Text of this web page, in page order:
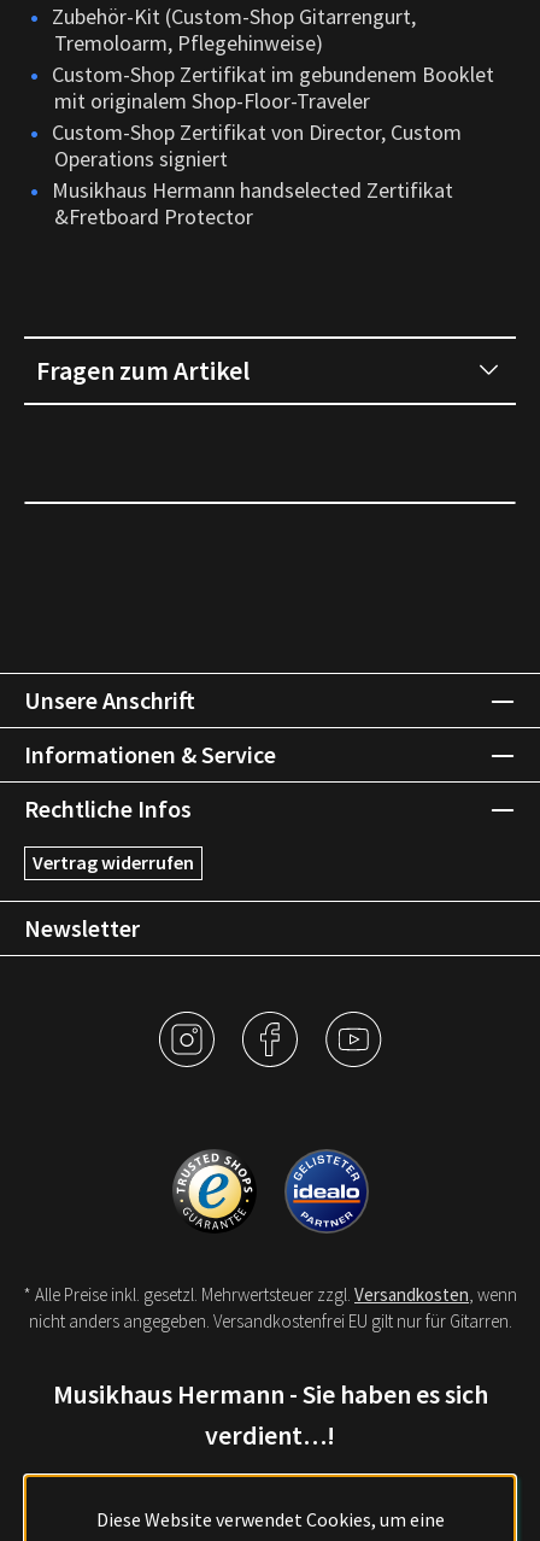
Zubehör-Kit (Custom-Shop Gitarrengurt,
Tremoloarm, Pflegehinweise)
Custom-Shop Zertifikat im gebundenem Booklet
mit originalem Shop-Floor-Traveler
Custom-Shop Zertifikat von Director, Custom
Operations signiert
Musikhaus Hermann handselected Zertifikat
&Fretboard Protector
Fragen zum Artikel
Unsere Anschrift
Informationen & Service
Rechtliche Infos
Vertrag widerrufen
Newsletter
* Alle Preise inkl. gesetzl. Mehrwertsteuer zzgl. Versandkosten, wenn
nicht anders angegeben. Versandkostenfrei EU gilt nur für Gitarren.
Musikhaus Hermann - Sie haben es sich
verdient…!
Diese Website verwendet Cookies, um eine